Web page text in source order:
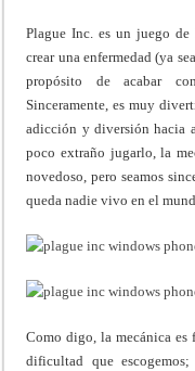
Plague Inc. es un juego
crear una enfermedad (ya
propósito de acabar
Sinceramente, es muy
adicción y diversión hacia
poco extraño jugarlo, la
novedoso, pero seamos
queda nadie vivo en el
Como digo, la mecánica
dificultad que